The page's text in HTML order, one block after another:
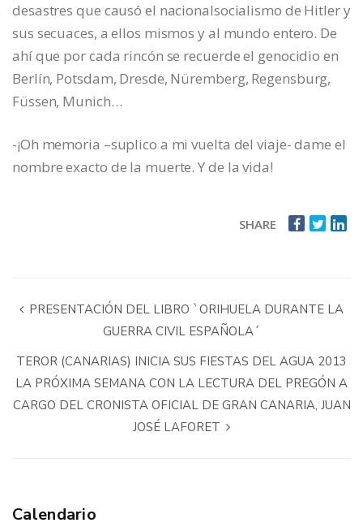
desastres que causó el nacionalsocialismo de Hitler y
sus secuaces, a ellos mismos y al mundo entero. De
ahí que por cada rincón se recuerde el genocidio en
Berlín, Potsdam, Dresde, Nüremberg, Regensburg,
Füssen, Munich…
-¡Oh memoria –suplico a mi vuelta del viaje- dame el
nombre exacto de la muerte. Y de la vida!
SHARE
PRESENTACIÓN DEL LIBRO `ORIHUELA DURANTE LA
GUERRA CIVIL ESPAÑOLA´
TEROR (CANARIAS) INICIA SUS FIESTAS DEL AGUA 2013
LA PRÓXIMA SEMANA CON LA LECTURA DEL PREGÓN A
CARGO DEL CRONISTA OFICIAL DE GRAN CANARIA, JUAN
JOSÉ LAFORET
Calendario